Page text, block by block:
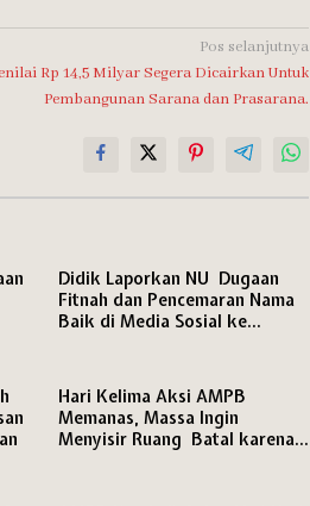
Pos selanjutnya
Rp 14,5 Milyar Segera Dicairkan Untuk
Pembangunan Sarana dan Prasarana.
Didik Laporkan NU Dugaan
Fitnah dan Pencemaran Nama
Baik di Media Sosial ke
Hari Kelima Aksi AMPB
Memanas, Massa Ingin
Menyisir Ruang Batal karena